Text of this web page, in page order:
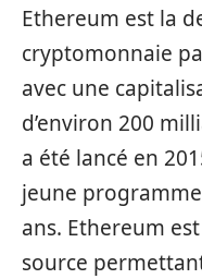
Ethereum est la
cryptomonnaie
avec une
d’environ 200
a été lancé en
jeune
ans. Ethereum
source